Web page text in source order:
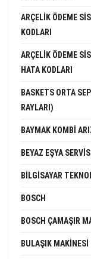
ARÇELIK ÖDEME
KODLARI
ARÇELIK ÖDEME
HATA KODLARI
BASKETS ORTA
RAYLARI)
BAYMAK KOMBI
BEYAZ EŞYA
BILGISAYAR
BOSCH
BOSCH ÇAMAŞIR
BULAŞIK MAKINESI